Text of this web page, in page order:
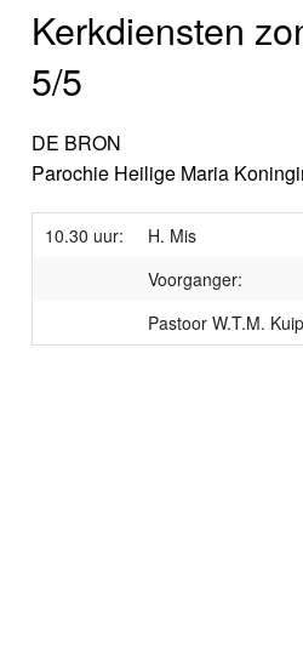
Kerkdiensten
5/5
DE BRON
Parochie Heilige Maria
10.30 uur:
H. Mis
Voorganger:
Pastoor W.T.M.